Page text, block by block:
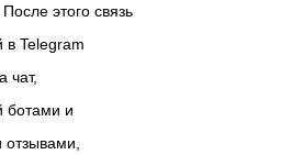
этого связь
в Telegram
чат,
ботами и